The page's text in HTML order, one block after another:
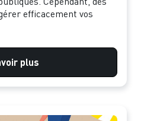
efficacement vos
plus